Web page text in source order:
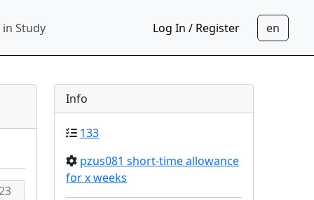
in Study Log In / Register
Info
133
pzus081 short-time allowance
for x weeks